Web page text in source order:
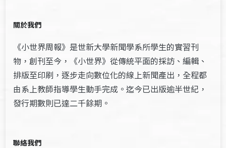
關於我們
《小世界周報》是世新大學新聞學系所學生的實習刊
物，創刊至今，《小世界》從傳統平面的採訪、編輯、
排版至印刷，逐步走向數位化的線上新聞產出，全程都
由系上教師指導學生動手完成。迄今已出版逾半世紀，
發行期數則已達二千餘期。
聯絡我們